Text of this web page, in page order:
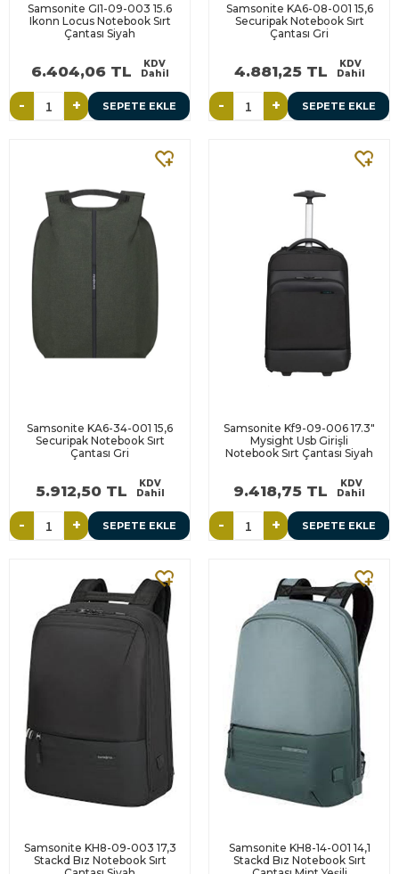
Samsonite GI1-09-003 15.6
Ikonn Locus Notebook Sırt
Çantası Siyah
6.404,06 TL
KDV
Dahil
- + SEPETE EKLE
Samsonite KA6-08-001 15,6
Securipak Notebook Sırt
Çantası Gri
4.881,25 TL
KDV
Dahil
- + SEPETE EKLE
Samsonite KA6-34-001 15,6
Securipak Notebook Sırt
Çantası Gri
5.912,50 TL
KDV
Dahil
- + SEPETE EKLE
Samsonite Kf9-09-006 17.3"
Mysight Usb Girişli
Notebook Sırt Çantası Siyah
9.418,75 TL
KDV
Dahil
- + SEPETE EKLE
Samsonite KH8-09-003 17,3
Stackd Bız Notebook Sırt
Samsonite KH8-14-001 14,1
Stackd Bız Notebook Sırt